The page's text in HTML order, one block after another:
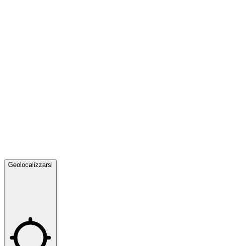
Geolocalizzarsi